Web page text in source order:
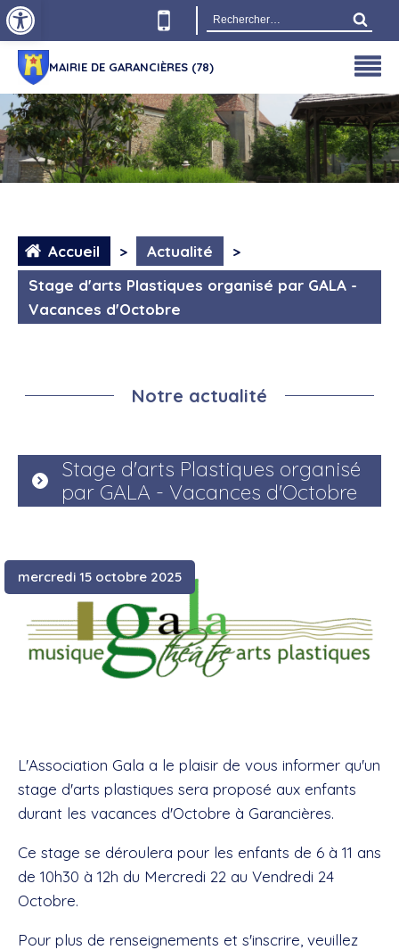
Rechercher :
MAIRIE DE GARANCIÈRES (78)
Accueil > Actualité
>
Stage d'arts Plastiques organisé par GALA -
Vacances d'Octobre
Notre actualité
Stage d'arts Plastiques organisé
par GALA - Vacances d'Octobre
mercredi 15 octobre 2025
L'Association Gala a le plaisir de vous informer qu'un
stage d'arts plastiques sera proposé aux enfants
durant les vacances d'Octobre à Garancières.
Ce stage se déroulera pour les enfants de 6 à 11 ans
de 10h30 à 12h du Mercredi 22 au Vendredi 24
Octobre.
Pour plus de renseignements et s'inscrire, veuillez